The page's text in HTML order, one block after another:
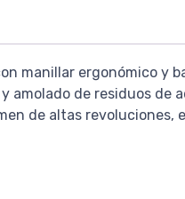
manillar ergonómico y
amolado de residuos
de altas